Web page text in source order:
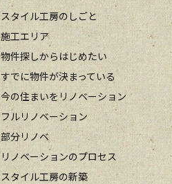
スタイル工房のしごと
施工エリア
物件探しからはじめたい
すでに物件が決まっている
今の住まいをリノベーション
フルリノベーション
部分リノベ
リノベーションのプロセス
スタイル工房の新築